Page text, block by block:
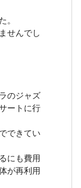
せんでし
のジャズ
ートに行
できてい
にも費用
が再利用